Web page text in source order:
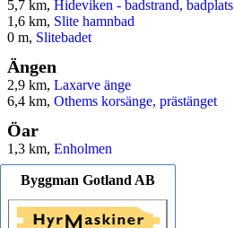
5,7 km, Hideviken - badstrand, badplats
1,6 km, Slite hamnbad
0 m, Slitebadet
Ängen
2,9 km, Laxarve änge
6,4 km, Othems korsänge, prästänget
Öar
1,3 km, Enholmen
Byggman Gotland AB